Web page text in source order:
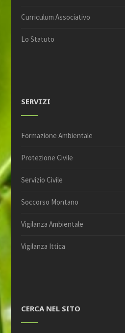
Curriculum Associativo
Lo Statuto
SERVIZI
Formazione Ambientale
Protezione Civile
Servizio Civile
Soccorso Montano
Vigilanza Ambientale
Vigilanza Ittica
CERCA NEL SITO